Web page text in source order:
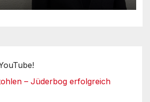
– Jüderbog erfolgreich